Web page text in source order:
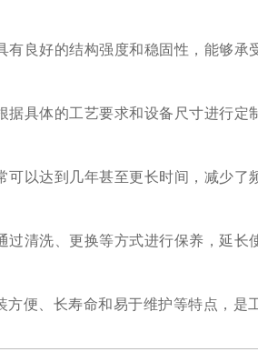
好的结构强度和稳固性，能够承
体的工艺要求和设备尺寸进行定
达到几年甚至更长时间，减少了
洗、更换等方式进行保养，延长
、长寿命和易于维护等特点，是